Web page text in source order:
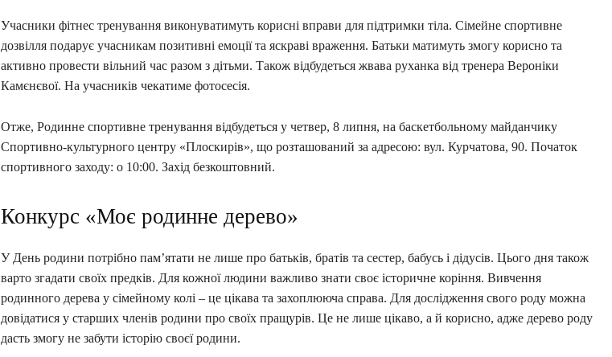
Учасники фітнес тренування виконуватимуть корисні вправи для підтримки тіла. Сімейне спортивне
дозвілля подарує учасникам позитивні емоції та яскраві враження. Батьки матимуть змогу корисно та
активно провести вільний час разом з дітьми. Також відбудеться жвава руханка від тренера Вероніки
Камєнєвої. На учасників чекатиме фотосесія.
Отже, Родинне спортивне тренування відбудеться у четвер, 8 липня, на баскетбольному майданчику
Спортивно-культурного центру «Плоскирів», що розташований за адресою: вул. Курчатова, 90. Початок
спортивного заходу: о 10:00. Захід безкоштовний.
Конкурс «Моє родинне дерево»
У День родини потрібно пам’ятати не лише про батьків, братів та сестер, бабусь і дідусів. Цього дня також
варто згадати своїх предків. Для кожної людини важливо знати своє історичне коріння. Вивчення
родинного дерева у сімейному колі – це цікава та захоплююча справа. Для дослідження свого роду можна
довідатися у старших членів родини про своїх пращурів. Це не лише цікаво, а й корисно, адже дерево роду
дасть змогу не забути історію своєї родини.